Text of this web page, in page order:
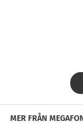
MER FRÅN